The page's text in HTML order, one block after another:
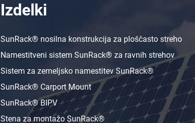
Izdelki
SunRack® nosilna konstrukcija za ploščasto streho
Namestitveni sistem SunRack® za ravnih strehov
Sistem za zemeljsko namestitev SunRack®
SunRack® Carport Mount
SunRack® BIPV
Stena za montažo SunRack®